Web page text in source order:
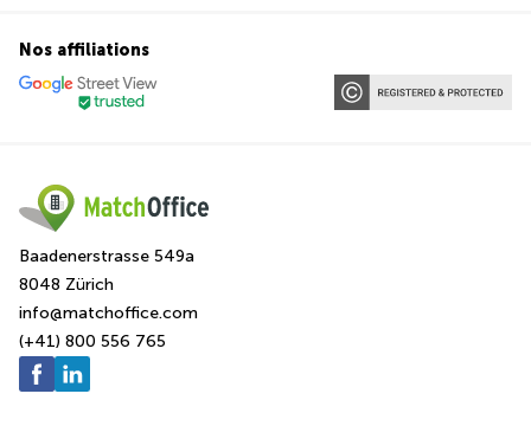
Nos affiliations
Baadenerstrasse 549a
8048 Zürich
info@matchoffice.com
(+41) 800 556 765